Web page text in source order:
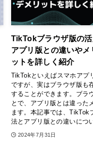
TikTokブラウザ版の活
アプリ版との違いやメ
ットを詳しく紹介
TikTokといえばスマホアプ
ですが、実はブラウザ版も
することができます。ブラ
とで、アプリ版とは違った
ます。本記事では、TikTok
法とアプリ版との違いにつ
2024年7月31日